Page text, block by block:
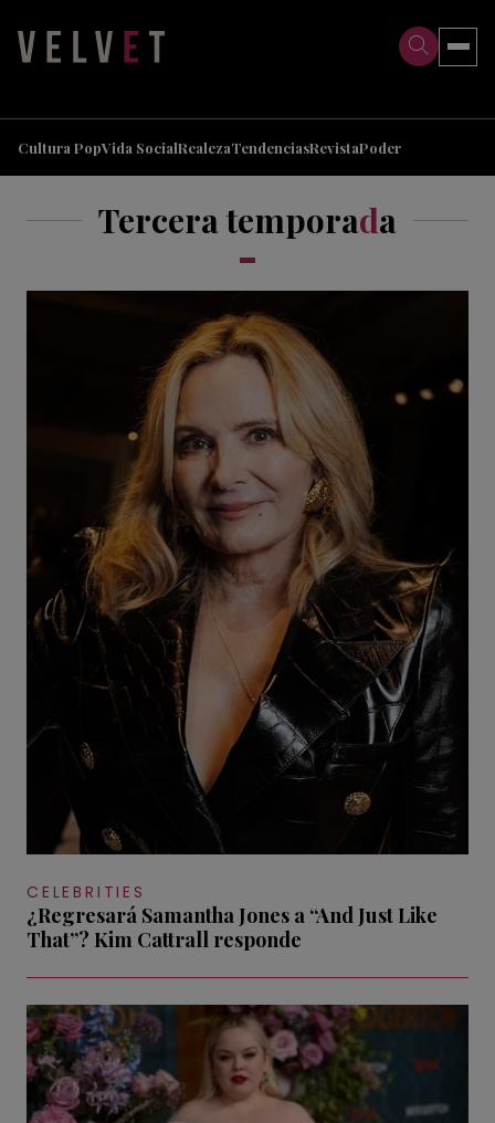
Cultura PopVida SocialRealezaTendenciasRevistaPoder
Tercera temporada
CELEBRITIES
¿Regresará Samantha Jones a “And Just Like
That”? Kim Cattrall responde